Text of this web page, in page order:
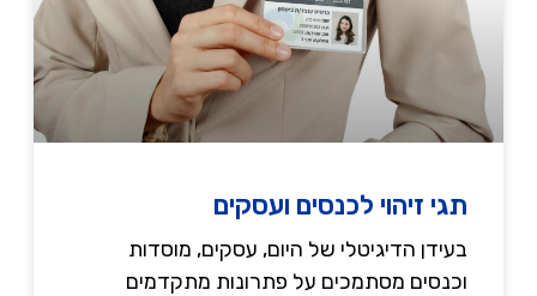
תגי זיהוי לכנסים ועסקים
בעידן הדיגיטלי של היום, עסקים, מוסדות
וכנסים מסתמכים על פתרונות מתקדמים